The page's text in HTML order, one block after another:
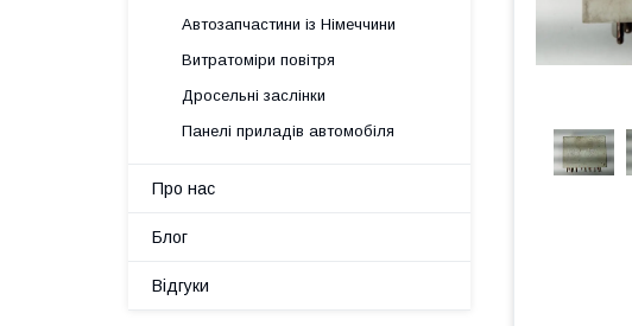
Автозапчастини із Німеччини
Витратоміри повітря
Дросельні заслінки
Панелі приладів автомобіля
Про нас
Блог
Відгуки